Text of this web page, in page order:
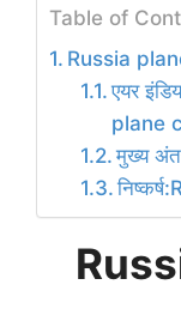
Table of
Russia
एयर
plane
मुख्य